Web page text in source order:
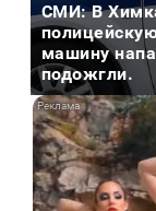
СМИ: В
машину
подожгли.